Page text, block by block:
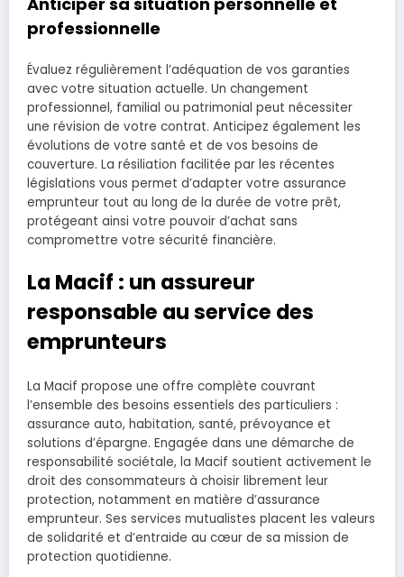
professionnelle
Évaluez régulièrement l’adéquation de vos garanties
avec votre situation actuelle. Un changement
professionnel, familial ou patrimonial peut nécessiter
une révision de votre contrat. Anticipez également les
évolutions de votre santé et de vos besoins de
couverture. La résiliation facilitée par les récentes
législations vous permet d’adapter votre assurance
emprunteur tout au long de la durée de votre prêt,
protégeant ainsi votre pouvoir d’achat sans
compromettre votre sécurité financière.
La Macif : un assureur
responsable au service des
emprunteurs
La Macif propose une offre complète couvrant
l’ensemble des besoins essentiels des particuliers :
assurance auto, habitation, santé, prévoyance et
solutions d’épargne. Engagée dans une démarche de
responsabilité sociétale, la Macif soutient activement le
droit des consommateurs à choisir librement leur
protection, notamment en matière d’assurance
emprunteur. Ses services mutualistes placent les valeurs
de solidarité et d’entraide au cœur de sa mission de
protection quotidienne.